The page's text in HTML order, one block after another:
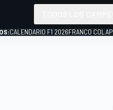
CALENDARIO F1 2026FRANCO